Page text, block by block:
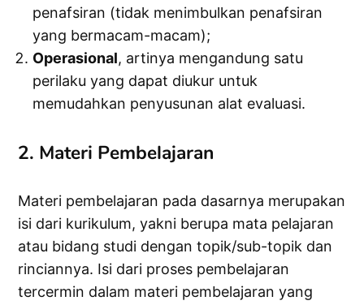
penafsiran (tidak menimbulkan penafsiran
yang bermacam-macam);
Operasional, artinya mengandung satu
perilaku yang dapat diukur untuk
memudahkan penyusunan alat evaluasi.
2. Materi Pembelajaran
Materi pembelajaran pada dasarnya merupakan
isi dari kurikulum, yakni berupa mata pelajaran
atau bidang studi dengan topik/sub-topik dan
rinciannya. Isi dari proses pembelajaran
tercermin dalam materi pembelajaran yang